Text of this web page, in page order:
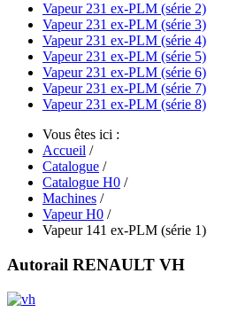
Vapeur 231 ex-PLM (série 2)
Vapeur 231 ex-PLM (série 3)
Vapeur 231 ex-PLM (série 4)
Vapeur 231 ex-PLM (série 5)
Vapeur 231 ex-PLM (série 6)
Vapeur 231 ex-PLM (série 7)
Vapeur 231 ex-PLM (série 8)
Vous êtes ici :
Accueil /
Catalogue /
Catalogue H0 /
Machines /
Vapeur H0 /
Vapeur 141 ex-PLM (série 1)
Autorail RENAULT VH